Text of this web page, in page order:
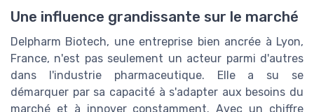
Une influence grandissante sur le marché
Delpharm Biotech, une entreprise bien ancrée à Lyon,
France, n'est pas seulement un acteur parmi d'autres
dans l'industrie pharmaceutique. Elle a su se
démarquer par sa capacité à s'adapter aux besoins du
marché et à innover constamment. Avec un chiffre